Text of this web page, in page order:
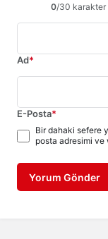
0/30 karakter
Ad*
E-Posta*
Bir dahaki sefere
posta adresimi ve
Yorum Gönder